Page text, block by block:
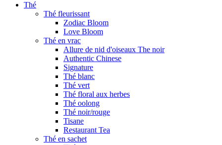
Thé
Thé fleurissant
Zodiac Bloom
Love Bloom
Thé en vrac
Allure de nid d'oiseaux The noir
Authentic Chinese
Signature
Thé blanc
Thé vert
Thé floral aux herbes
Thé oolong
Thé noir/rouge
Tisane
Restaurant Tea
Thé en sachet